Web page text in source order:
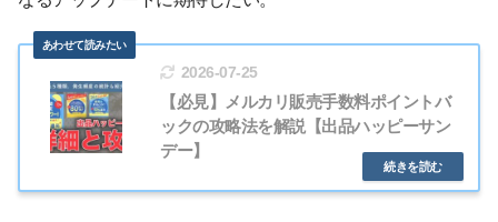
2026-07-25
【必見】メルカリ販売手数料ポイントバ
ックの攻略法を解説【出品ハッピーサン
デー】